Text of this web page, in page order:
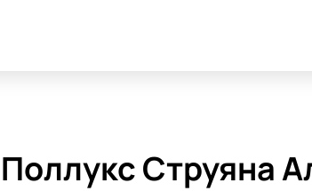
Поллукс Струяна